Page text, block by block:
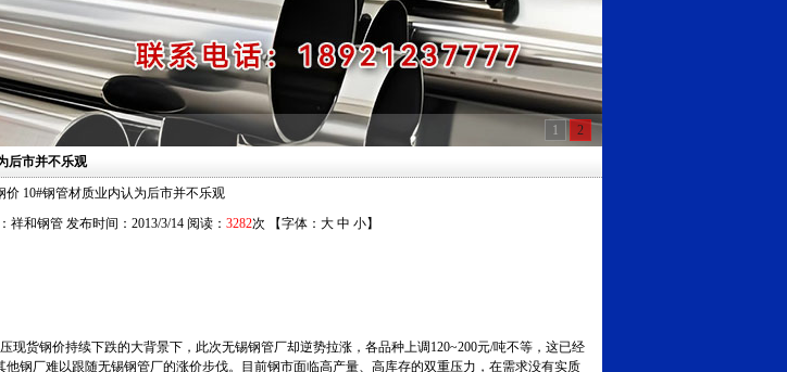
不锈钢管 1 2
后市并不乐观
价 10#钢管材质业内认为后市并不乐观
祥和钢管 发布时间：2013/3/14 阅读： 3282次 【字体： 大 中 小】
钢价持续下跌的大背景下，此次无锡钢管厂却逆势拉涨，各品种上调120~200元/吨不等，这已经
钢厂难以跟随无锡钢管厂的涨价步伐。目前钢市面临高产量、高库存的双重压力，在需求没有实质